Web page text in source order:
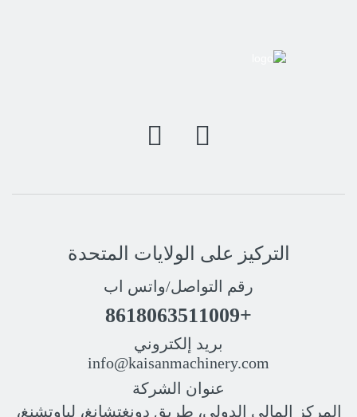
التركيز على الولايات المتحدة
رقم التواصل/واتس اب
+8618063511009
بريد إلكتروني
info@kaisanmachinery.com
عنوان الشركة
المركز المالي الدولي، طريق دونغتشانغ، لياوتشنغ،